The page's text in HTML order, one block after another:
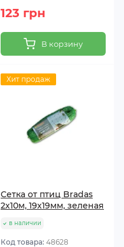
123 грн
В корзину
Хит продаж
Сетка от птиц Bradas
2х10м, 19х19мм, зеленая
в наличии
Код товара: 48628